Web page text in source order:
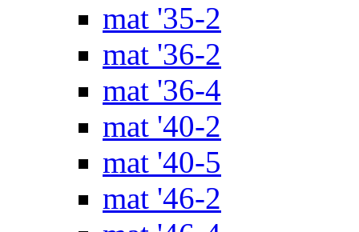
mat '35-2
mat '36-2
mat '36-4
mat '40-2
mat '40-5
mat '46-2